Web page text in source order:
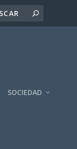
SOCIEDAD